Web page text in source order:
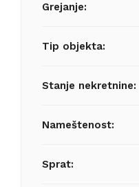
Grejanje:
Tip objekta:
Stanje nekretnine:
Nameštenost:
Sprat: